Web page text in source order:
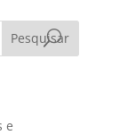
Pesquisar
e